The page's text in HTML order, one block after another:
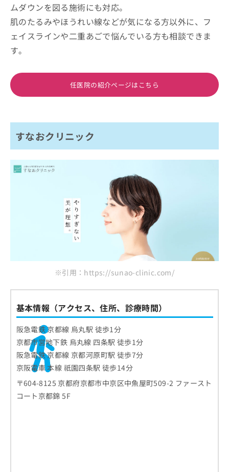
ムダウンを図る施術にも対応。
肌のたるみやほうれい線などが気になる方以外に、フ
ェイスラインや二重あごで悩んでいる方も相談できま
す。
任医院の紹介ページはこちら
すなおクリニック
※引用：https://sunao-clinic.com/
基本情報（アクセス、住所、診療時間）
阪急電鉄 京都線 烏丸駅 徒歩1分
京都市営地下鉄 烏丸線 四条駅 徒歩1分
阪急電鉄 京都線 京都河原町駅 徒歩7分
京阪電車 本線 祇園四条駅 徒歩14分
〒604-8125 京都府京都市中京区中魚屋町509-2 ファースト
コート京都錦 5F